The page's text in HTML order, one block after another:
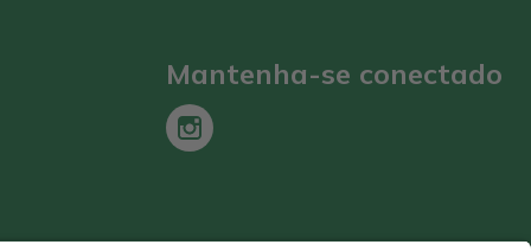
Mantenha-se conectado